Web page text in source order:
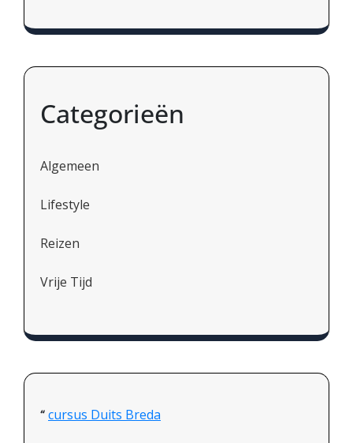
Categorieën
Algemeen
Lifestyle
Reizen
Vrije Tijd
cursus Duits Breda